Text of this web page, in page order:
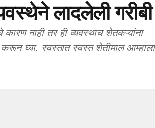
लादलेली गरीबी
नाही तर ही व्यवस्थाच शेतकऱ्यांना
घ्या. स्वस्तात स्वस्त शेतीमाल आम्हाला